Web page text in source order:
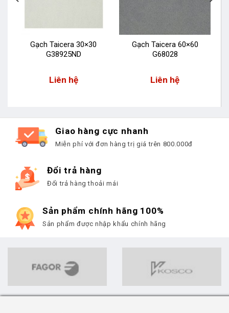
Gạch Taicera 30×30
G38925ND
Liên hệ
Gạch Taicera 60×60
G68028
Liên hệ
Giao hàng cực nhanh
Miễn phí với đơn hàng trị giá trên 800.000đ
Đổi trả hàng
Đổi trả hàng thoải mái
Sản phẩm chính hãng 100%
Sản phẩm được nhập khẩu chính hãng